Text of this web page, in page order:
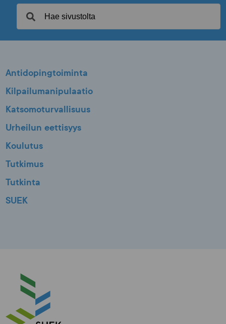
Antidopingtoiminta
Kilpailumanipulaatio
Katsomoturvallisuus
Urheilun eettisyys
Koulutus
Tutkimus
Tutkinta
SUEK